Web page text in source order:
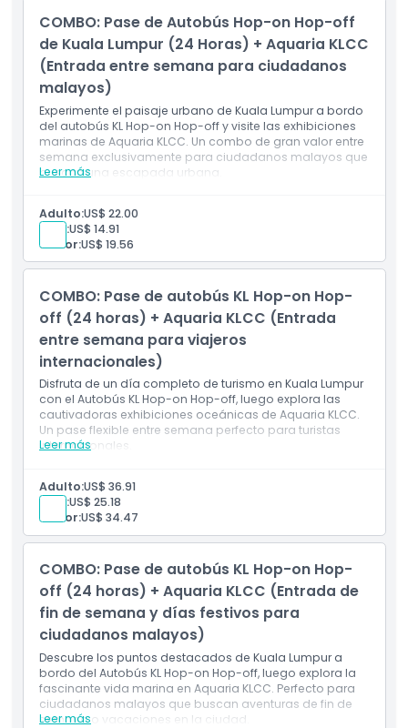
Acceso a atracciones y juegos interiores
Válido para viajeros internacionales de lunes a
viernes (excepto festivos)
COMBO: Pase de Autobús Hop-on Hop-off
de Kuala Lumpur (24 Horas) + Aquaria KLCC
(Entrada entre semana para ciudadanos
malayos)
Experimente el paisaje urbano de Kuala Lumpur a bordo
del autobús KL Hop-on Hop-off y visite las exhibiciones
marinas de Aquaria KLCC. Un combo de gran valor entre
semana exclusivamente para ciudadanos malayos que
buscan una escapada urbana.
Leer más
Pase de 24 horas para el autobús KL Hop-on Hop-off
(viajes ilimitados entre semana)
Acceso a múltiples atracciones y puntos de
referencia de Kuala Lumpur
Comentario en vivo o grabado a bordo
Válido para ciudadanos malayos de lunes a viernes
(excluyendo días festivos)
Adulto:US$ 22.00
Niño:US$ 14.91
Senior:US$ 19.56
COMBO: Pase de autobús KL Hop-on Hop-
off (24 horas) + Aquaria KLCC (Entrada
entre semana para viajeros
internacionales)
Disfruta de un día completo de turismo en Kuala Lumpur
con el Autobús KL Hop-on Hop-off, luego explora las
cautivadoras exhibiciones oceánicas de Aquaria KLCC.
Un pase flexible entre semana perfecto para turistas
internacionales.
Leer más
Pase de 24 horas para el Autobús KL Hop-on Hop-off
(viajes ilimitados entre semana)
Acceso a 27 paradas icónicas para hacer turismo
en Kuala Lumpur
Comentario en vivo o grabado a bordo
Válido para viajeros internacionales de lunes a
viernes (excepto festivos)
Adulto:US$ 36.91
Niño:US$ 25.18
Senior:US$ 34.47
COMBO: Pase de autobús KL Hop-on Hop-
off (24 horas) + Aquaria KLCC (Entrada de
fin de semana y días festivos para
ciudadanos malayos)
Descubre los puntos destacados de Kuala Lumpur a
bordo del Autobús KL Hop-on Hop-off, luego explora la
fascinante vida marina en Aquaria KLCC. Perfecto para
ciudadanos malayos que buscan aventuras de fin de
semana o vacaciones en la ciudad.
Leer más